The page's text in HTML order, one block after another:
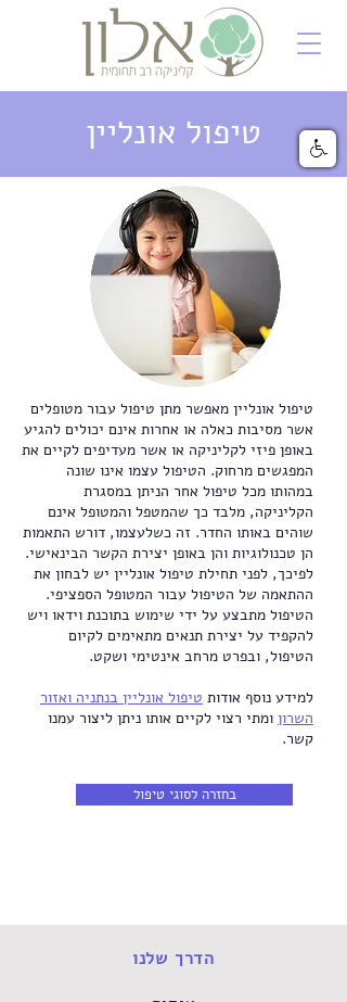
טיפול אונליין
טיפול אונליין מאפשר מתן טיפול עבור מטופלים
אשר מסיבות כאלה או אחרות אינם יכולים להגיע
באופן פיזי לקליניקה או אשר מעדיפים לקיים את
המפגשים מרחוק. הטיפול עצמו אינו שונה
במהותו מכל טיפול אחר הניתן במסגרת
הקליניקה, מלבד כך שהמטפל והמטופל אינם
שוהים באותו החדר. זה כשלעצמו, דורש התאמות
הן טכנולוגיות והן באופן יצירת הקשר הבינאישי.
לפיכך, לפני תחילת טיפול אונליין יש לבחון את
ההתאמה של הטיפול עבור המטופל הספציפי.
הטיפול מתבצע על ידי שימוש בתוכנת וידאו ויש
להקפיד על יצירת תנאים מתאימים לקיום
הטיפול, ובפרט מרחב אינטימי ושקט.
למידע נוסף אודות טיפול אונליין בנתניה ואזור
השרון ומתי רצוי לקיים אותו ניתן ליצור עמנו
קשר.
בחזרה לסוגי טיפול
הדרך שלנו